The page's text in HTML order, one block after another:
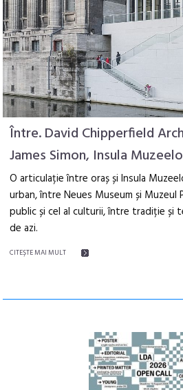
Între. David Chipperfield
James Simon, Insula
O articulație între oraș și Insula
urban, între Neues Museum și Muzeul
public și cel al culturii, între tradiție și
de azi.
CITEŞTE MAI MULT